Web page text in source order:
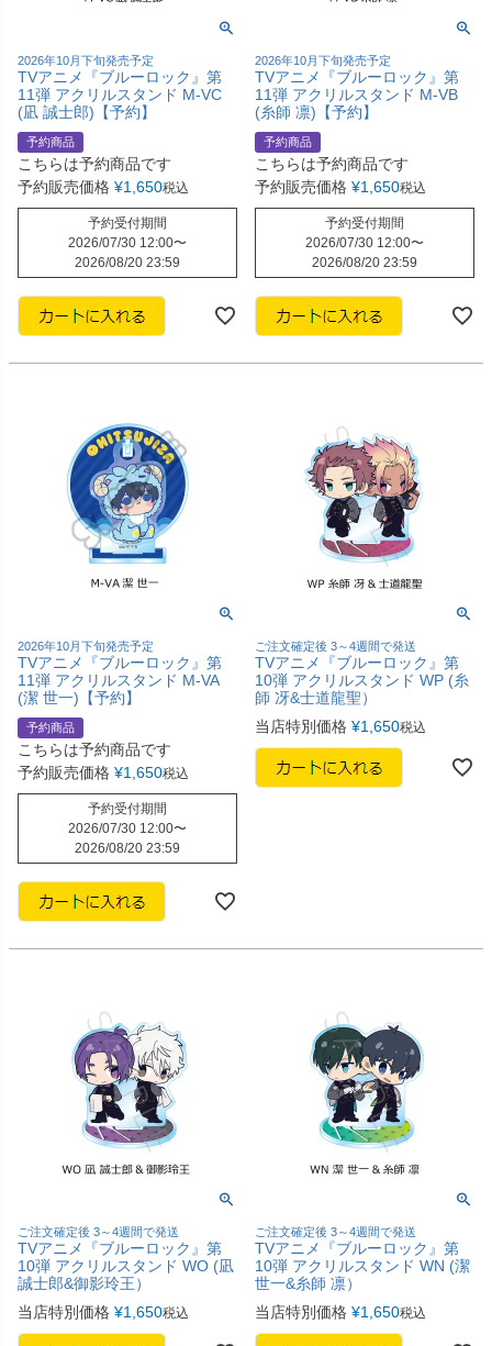
2026年10月下旬発売予定
TVアニメ『ブルーロック』第
11弾 アクリルスタンド M-VC
(凪 誠士郎)【予約】
予約商品
こちらは予約商品です
予約販売価格 ¥1,650税込
予約受付期間
2026/07/30 12:00〜
2026/08/20 23:59
2026年10月下旬発売予定
TVアニメ『ブルーロック』第
11弾 アクリルスタンド M-VB
(糸師 凛)【予約】
予約商品
こちらは予約商品です
予約販売価格 ¥1,650税込
予約受付期間
2026/07/30 12:00〜
2026/08/20 23:59
2026年10月下旬発売予定
TVアニメ『ブルーロック』第
11弾 アクリルスタンド M-VA
(潔 世一)【予約】
予約商品
こちらは予約商品です
予約販売価格 ¥1,650税込
予約受付期間
2026/07/30 12:00〜
2026/08/20 23:59
ご注文確定後 3～4週間で発送
TVアニメ『ブルーロック』第
10弾 アクリルスタンド WP (糸
師 冴&士道龍聖）
当店特別価格 ¥1,650税込
ご注文確定後 3～4週間で発送
TVアニメ『ブルーロック』第
10弾 アクリルスタンド WO (凪
誠士郎&御影玲王）
当店特別価格 ¥1,650税込
ご注文確定後 3～4週間で発送
TVアニメ『ブルーロック』第
10弾 アクリルスタンド WN (潔
世一&糸師 凛）
当店特別価格 ¥1,650税込